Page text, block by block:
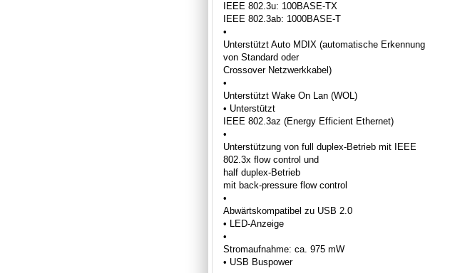
IEEE 802.3u: 100BASE-TX
IEEE 802.3ab: 1000BASE-T
•
Unterstützt Auto MDIX (automatische Erkennung
von Standard oder
Crossover Netzwerkkabel)
•
Unterstützt Wake On Lan (WOL)
• Unterstützt
IEEE 802.3az (Energy Efficient Ethernet)
•
Unterstützung von full duplex-Betrieb mit IEEE
802.3x flow control und
half duplex-Betrieb
mit back-pressure flow control
•
Abwärtskompatibel zu USB 2.0
• LED-Anzeige
•
Stromaufnahme: ca. 975 mW
• USB Buspower